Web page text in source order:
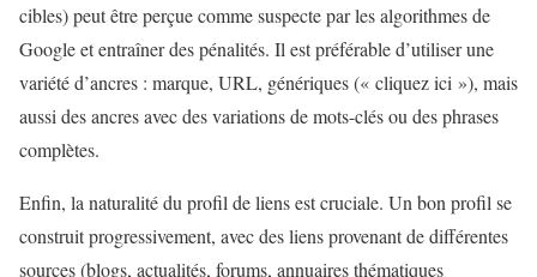
cibles) peut être perçue comme suspecte par les algorithmes de
Google et entraîner des pénalités. Il est préférable d’utiliser une
variété d’ancres : marque, URL, génériques (« cliquez ici »), mais
aussi des ancres avec des variations de mots-clés ou des phrases
complètes.
Enfin, la naturalité du profil de liens est cruciale. Un bon profil se
construit progressivement, avec des liens provenant de différentes
sources (blogs, actualités, forums, annuaires thématiques